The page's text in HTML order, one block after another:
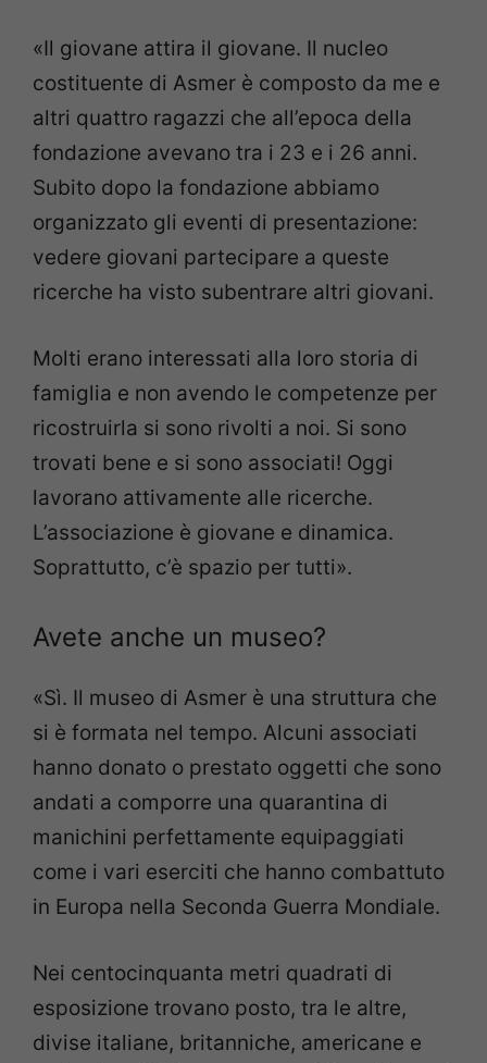
«Il giovane attira il giovane. Il nucleo
costituente di Asmer è composto da me e
altri quattro ragazzi che all’epoca della
fondazione avevano tra i 23 e i 26 anni.
Subito dopo la fondazione abbiamo
organizzato gli eventi di presentazione:
vedere giovani partecipare a queste
ricerche ha visto subentrare altri giovani.
Molti erano interessati alla loro storia di
famiglia e non avendo le competenze per
ricostruirla si sono rivolti a noi. Si sono
trovati bene e si sono associati! Oggi
lavorano attivamente alle ricerche.
L’associazione è giovane e dinamica.
Soprattutto, c’è spazio per tutti».
Avete anche un museo?
«Sì. Il museo di Asmer è una struttura che
si è formata nel tempo. Alcuni associati
hanno donato o prestato oggetti che sono
andati a comporre una quarantina di
manichini perfettamente equipaggiati
come i vari eserciti che hanno combattuto
in Europa nella Seconda Guerra Mondiale.
Nei centocinquanta metri quadrati di
esposizione trovano posto, tra le altre,
divise italiane, britanniche, americane e